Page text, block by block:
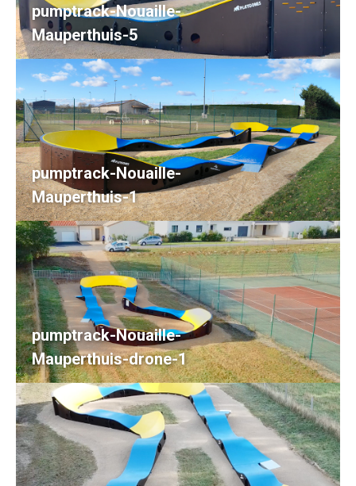
pumptrack-Nouaille-
Mauperthuis-5
pumptrack-Nouaille-
Mauperthuis-1
pumptrack-Nouaille-
Mauperthuis-drone-1